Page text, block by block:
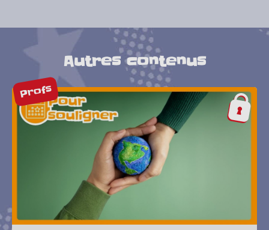
Autres contenus
Profs